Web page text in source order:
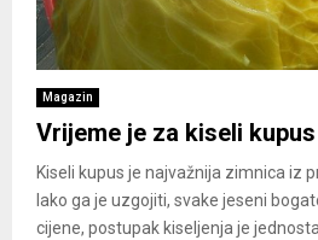
Magazin
Vrijeme je za kiseli kupus
Kiseli kupus je najvažnija zimnica iz
lako ga je uzgojiti, svake jeseni
cijene, postupak kiseljenja je